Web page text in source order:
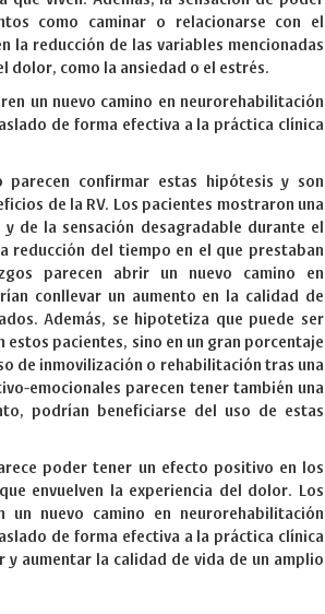
como caminar o relacionarse con el
la reducción de las variables mencionadas
dolor, como la ansiedad o el estrés.
un nuevo camino en neurorehabilitación
de forma efectiva a la práctica clínica
parecen confirmar estas hipótesis y son
de la RV. Los pacientes mostraron una
de la sensación desagradable durante el
reducción del tiempo en el que prestaban
parecen abrir un nuevo camino en
conllevar un aumento en la calidad de
Además, se hipotetiza que puede ser
estos pacientes, sino en un gran porcentaje
de inmovilización o rehabilitación tras una
emocionales parecen tener también una
podrían beneficiarse del uso de estas
poder tener un efecto positivo en los
envuelven la experiencia del dolor. Los
un nuevo camino en neurorehabilitación
de forma efectiva a la práctica clínica
aumentar la calidad de vida de un amplio